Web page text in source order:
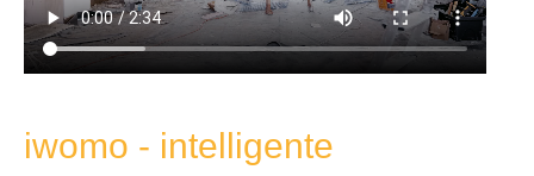
iwomo - intelligente